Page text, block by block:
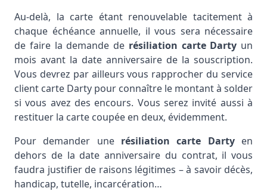
Au-delà, la carte étant renouvelable tacitement à
chaque échéance annuelle, il vous sera nécessaire
de faire la demande de résiliation carte Darty un
mois avant la date anniversaire de la souscription.
Vous devrez par ailleurs vous rapprocher du service
client carte Darty pour connaître le montant à solder
si vous avez des encours. Vous serez invité aussi à
restituer la carte coupée en deux, évidemment.
Pour demander une résiliation carte Dartyen
dehors de la date anniversaire du contrat, il vous
faudra justifier de raisons légitimes – à savoir décès,
handicap, tutelle, incarcération…